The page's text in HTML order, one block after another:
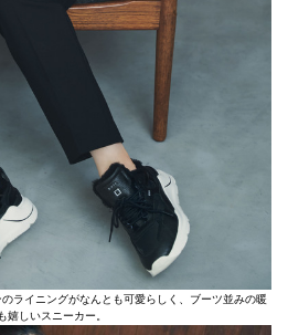
ライニングがなんとも可愛らしく、ブーツ並みの暖
嬉しいスニーカー。